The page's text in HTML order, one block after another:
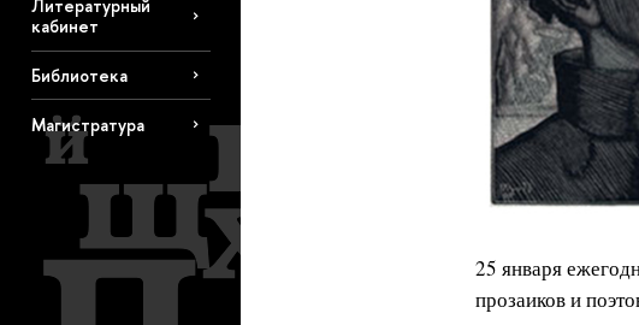
Литературный
кабинет
Библиотека
Магистратура
25 января
прозаиков и